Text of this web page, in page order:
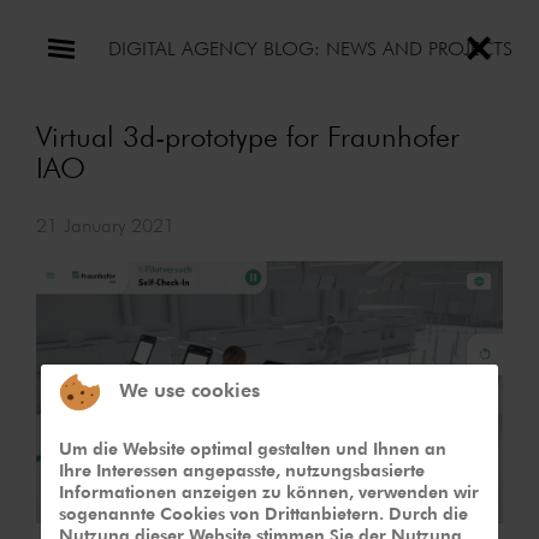
DIGITAL AGENCY BLOG: NEWS AND PROJECTS
Virtual 3d-prototype for Fraunhofer
IAO
21 January 2021
We use cookies
Um die Website optimal gestalten und Ihnen an
Ihre Interessen angepasste, nutzungsbasierte
Informationen anzeigen zu können, verwenden wir
sogenannte Cookies von Drittanbietern. Durch die